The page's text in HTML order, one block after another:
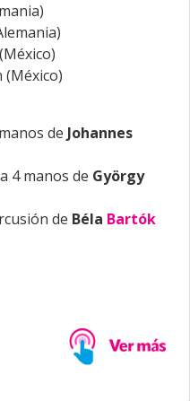
(México)
de Johannes
4 manos de György
de Béla Bartók